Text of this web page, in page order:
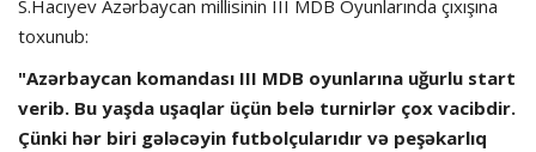
S.Hacıyev Azərbaycan millisinin III MDB Oyunlarında çıxışına
toxunub:
"Azərbaycan komandası III MDB oyunlarına uğurlu start
verib. Bu yaşda uşaqlar üçün belə turnirlər çox vacibdir.
Çünki hər biri gələcəyin futbolçularıdır və peşəkarlıq